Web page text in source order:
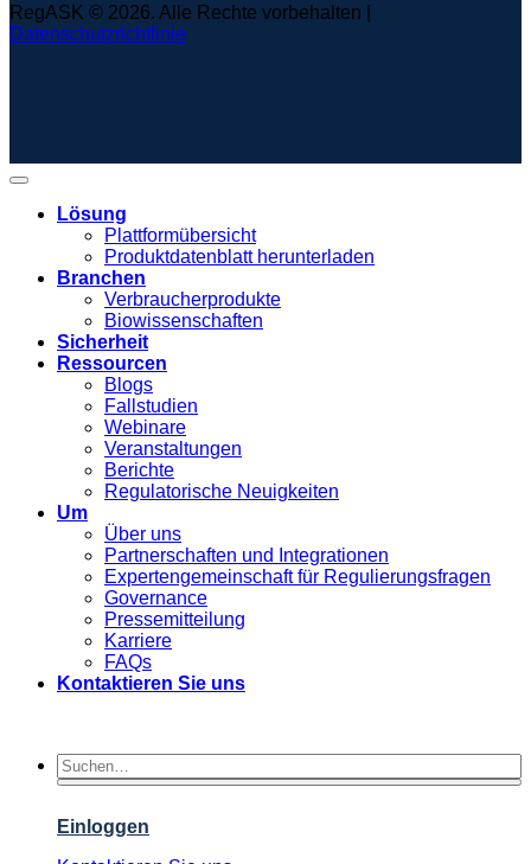
RegASK © 2026. Alle Rechte vorbehalten |
Datenschutzrichtlinie
Lösung
Plattformübersicht
Produktdatenblatt herunterladen
Branchen
Verbraucherprodukte
Biowissenschaften
Sicherheit
Ressourcen
Blogs
Fallstudien
Webinare
Veranstaltungen
Berichte
Regulatorische Neuigkeiten
Um
Über uns
Partnerschaften und Integrationen
Expertengemeinschaft für Regulierungsfragen
Governance
Pressemitteilung
Karriere
FAQs
Kontaktieren Sie uns
Einloggen